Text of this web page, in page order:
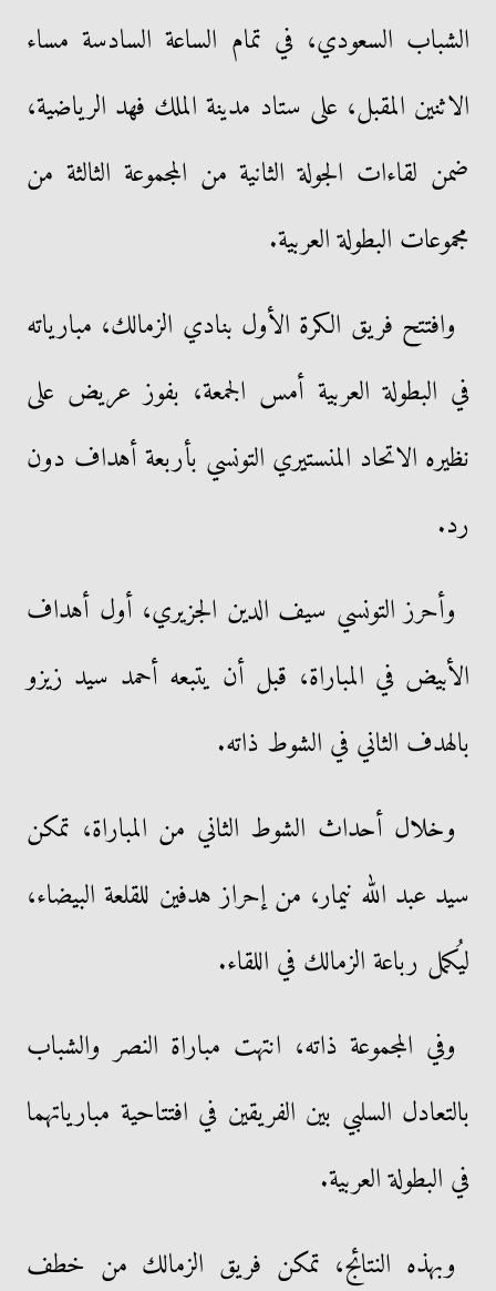
الشباب السعودي، في تمام الساعة السادسة مساء
الاثنين المقبل، على ستاد مدينة الملك فهد الرياضية،
ضمن لقاءات الجولة الثانية من المجموعة الثالثة من
مجموعات البطولة العربية.
وافتتح فريق الكرة الأول بنادي الزمالك، مبارياته
في البطولة العربية أمس الجمعة، بفوز عريض على
نظيره الاتحاد المنستيري التونسي بأربعة أهداف دون
رد.
وأحرز التونسي سيف الدين الجزيري، أول أهداف
الأبيض في المباراة، قبل أن يتبعه أحمد سيد زيزو
بالهدف الثاني في الشوط ذاته.
وخلال أحداث الشوط الثاني من المباراة، تمكن
سيد عبد الله نيمار، من إحراز هدفين للقلعة البيضاء،
ليُكمل رباعة الزمالك في اللقاء.
وفي المجموعة ذاته، انتهت مباراة النصر والشباب
بالتعادل السلبي بين الفريقين في افتتاحية مبارياتهما
في البطولة العربية.
وبهذه النتائج، تمكن فريق الزمالك من خطف